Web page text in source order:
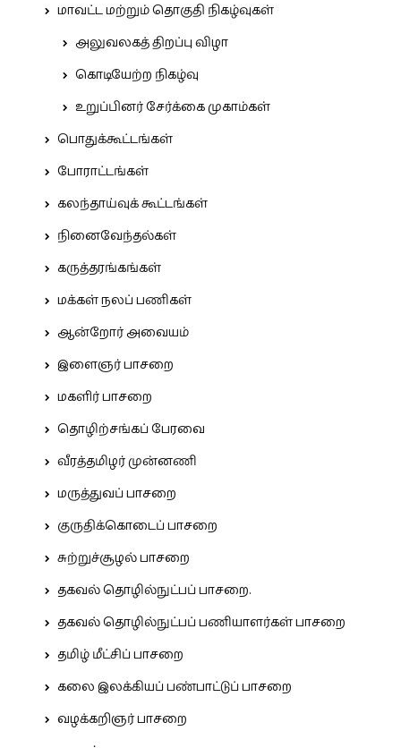
மாவட்ட மற்றும் தொகுதி நிகழ்வுகள்
அலுவலகத் திறப்பு விழா
கொடியேற்ற நிகழ்வு
உறுப்பினர் சேர்க்கை முகாம்கள்
பொதுக்கூட்டங்கள்
போராட்டங்கள்
கலந்தாய்வுக் கூட்டங்கள்
நினைவேந்தல்கள்
கருத்தரங்கங்கள்
மக்கள் நலப் பணிகள்
ஆன்றோர் அவையம்
இளைஞர் பாசறை
மகளிர் பாசறை
தொழிற்சங்கப் பேரவை
வீரத்தமிழர் முன்னணி
மருத்துவப் பாசறை
குருதிக்கொடைப் பாசறை
சுற்றுச்சூழல் பாசறை
தகவல் தொழில்நுட்பப் பாசறை.
தகவல் தொழில்நுட்பப் பணியாளர்கள் பாசறை
தமிழ் மீட்சிப் பாசறை
கலை இலக்கியப் பண்பாட்டுப் பாசறை
வழக்கறிஞர் பாசறை